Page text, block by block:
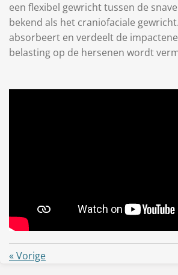
een flexibel gewricht tussen de
bekend als het craniofaciale
absorbeert en verdeelt de
belasting op de hersenen wordt
«Vorige